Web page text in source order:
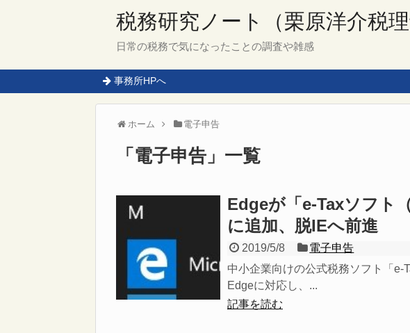
税務研究ノート（栗原洋介税理
日常の税務で気になったことの調査や雑感
事務所HPへ
ホーム 電子申告
「 電子申告 」 一覧
Edgeが「e-Taxソフト
に追加、脱IEへ前進
2019/5/8
電子申告
中小企業向けの公式税務ソフト「e-
Edgeに対応し、...
記事を読む